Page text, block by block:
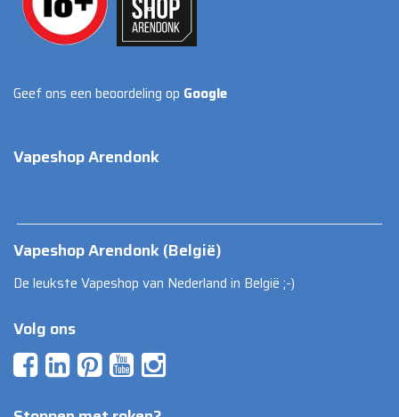
Geef ons een beoordeling op Google
Vapeshop Arendonk
Vapeshop Arendonk (België)
De leukste Vapeshop van Nederland in België ;-)
Volg ons